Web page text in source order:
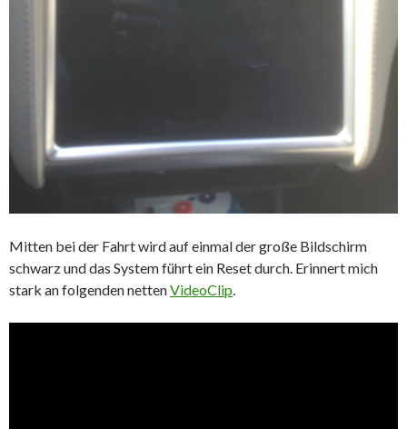
Mitten bei der Fahrt wird auf einmal der große Bildschirm
schwarz und das System führt ein Reset durch. Erinnert mich
stark an folgenden nettenVideoClip.